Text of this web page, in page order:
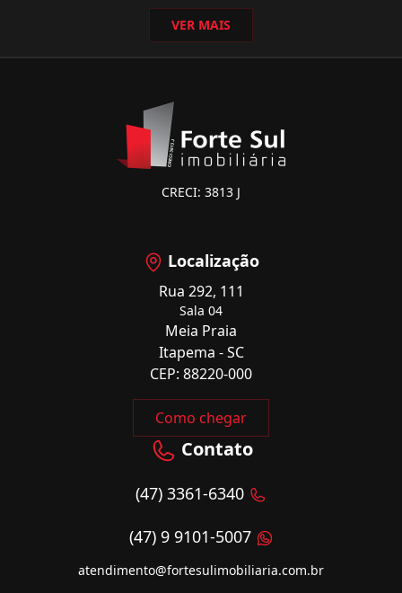
VER MAIS
CRECI: 3813 J
Localização
Rua 292, 111
Sala 04
Meia Praia
Itapema - SC
CEP: 88220-000
Como chegar
Contato
(47) 3361-6340
(47) 9 9101-5007
atendimento@fortesulimobiliaria.com.br